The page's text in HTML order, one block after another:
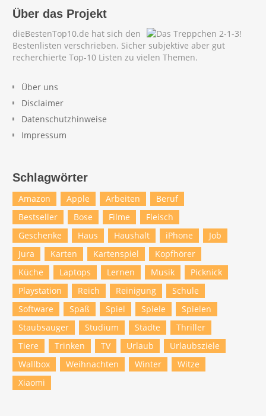
Über das Projekt
dieBestenTop10.de hat sich den
Bestenlisten verschrieben. Sicher subjektive aber gut
recherchierte Top-10 Listen zu vielen Themen.
Über uns
Disclaimer
Datenschutzhinweise
Impressum
Schlagwörter
Amazon Apple Arbeiten
Beruf
Bestseller
Bose Filme
Fleisch
Geschenke
Haus Haushalt iPhone
Job
Jura
Karten Kartenspiel
Kopfhörer
Küche
Laptops Lernen Musik
Picknick
Playstation
Reich Reinigung
Schule
Software
Spaß Spiel Spiele
Spielen
Staubsauger
Studium Städte
Thriller
Tiere
Trinken TV Urlaub
Urlaubsziele
Wallbox
Weihnachten Winter
Witze
Xiaomi